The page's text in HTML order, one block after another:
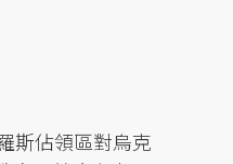
斯佔領區對烏克